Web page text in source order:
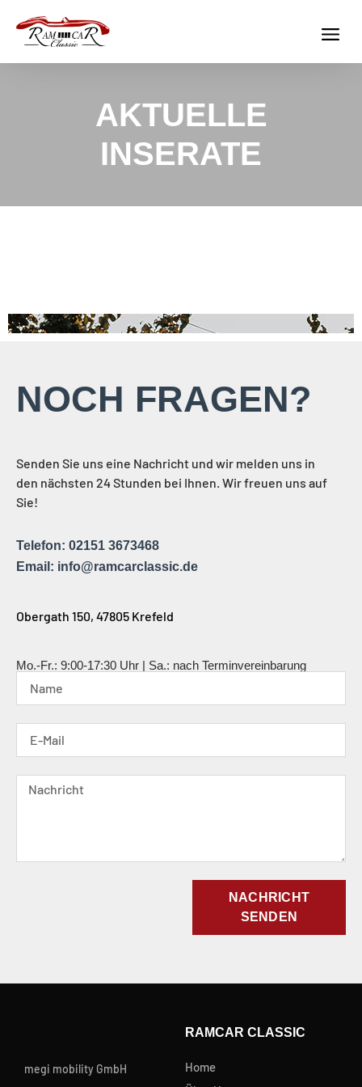
AKTUELLE
INSERATE
NOCH FRAGEN?
Senden Sie uns eine Nachricht und wir melden uns in
den nächsten 24 Stunden bei Ihnen. Wir freuen uns auf
Sie!
Telefon: 02151 3673468
Email: info@ramcarclassic.de
Obergath 150, 47805 Krefeld
Mo.-Fr.: 9:00-17:30 Uhr | Sa.: nach Terminvereinbarung
NACHRICHT
SENDEN
megi mobility GmbH
RAMCAR CLASSIC
Home